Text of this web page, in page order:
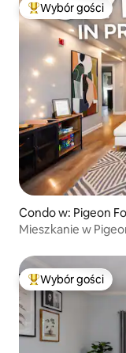
Najpopularniejsze
Wybór gości
Condo w: Pigeon
Mieszkanie w
Najpopularniejsze
Wybór gości